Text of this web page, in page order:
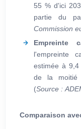
55 % d'ici
partie du
Commission
Empreinte
l'empreinte
estimée à
de la moitié
(Source :
Comparaison